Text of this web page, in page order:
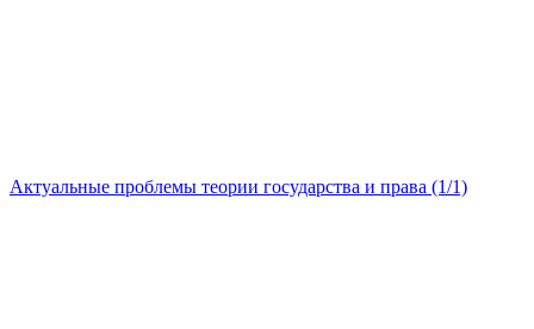
Актуальные проблемы теории государства и права (1/1)